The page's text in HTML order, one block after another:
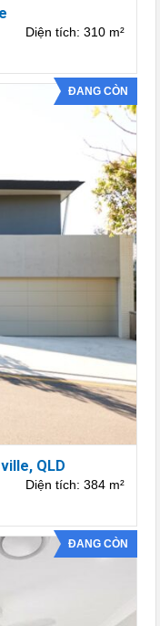
Diện tích: 310 m²
ĐANG CÒN
QLD
Diện tích: 384 m²
ĐANG CÒN